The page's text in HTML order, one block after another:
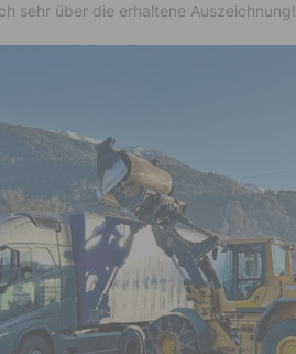
sehr über die erhaltene Auszeichnung!